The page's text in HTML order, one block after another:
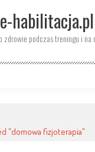
habilitacja.pl
zdrowie podczas treningu i na
"domowa fizjoterapia"